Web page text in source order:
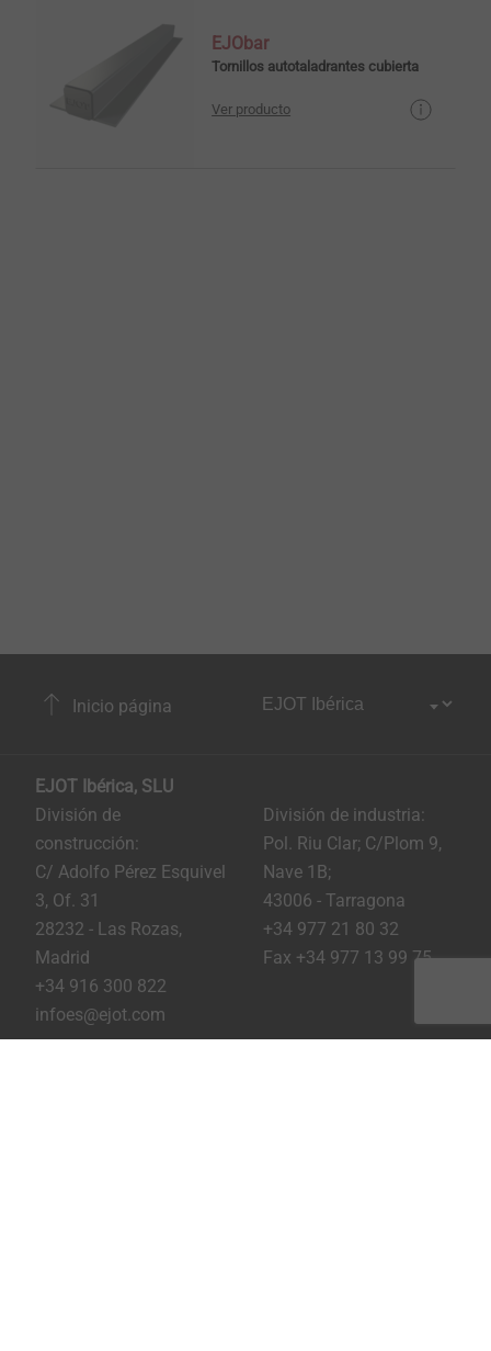
EJObar
Tornillos autotaladrantes cubierta
Ver producto
Inicio página
EJOT Ibérica, SLU
División de
construcción:
C/ Adolfo Pérez Esquivel
3, Of. 31
28232 - Las Rozas,
Madrid
+34 916 300 822
infoes@ejot.com
División de industria:
Pol. Riu Clar; C/Plom 9,
Nave 1B;
43006 - Tarragona
+34 977 21 80 32
Fax +34 977 13 99 75